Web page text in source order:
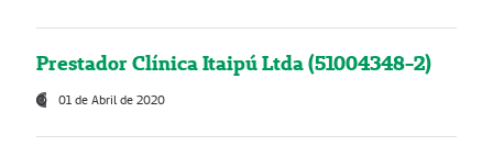
Prestador Clínica Itaipú Ltda (51004348-2)
01 de Abril de 2020